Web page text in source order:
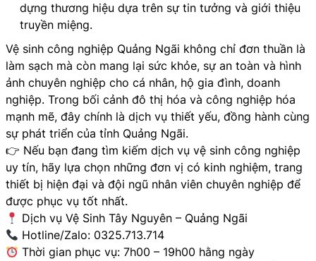
dựng thương hiệu dựa trên sự tin tưởng và giới thiệu
truyền miệng.
Vệ sinh công nghiệp Quảng Ngãi không chỉ đơn thuần là
làm sạch mà còn mang lại sức khỏe, sự an toàn và hình
ảnh chuyên nghiệp cho cá nhân, hộ gia đình, doanh
nghiệp. Trong bối cảnh đô thị hóa và công nghiệp hóa
mạnh mẽ, đây chính là dịch vụ thiết yếu, đồng hành cùng
sự phát triển của tỉnh Quảng Ngãi.
👉 Nếu bạn đang tìm kiếm dịch vụ vệ sinh công nghiệp
uy tín, hãy lựa chọn những đơn vị có kinh nghiệm, trang
thiết bị hiện đại và đội ngũ nhân viên chuyên nghiệp để
được phục vụ tốt nhất.
Dịch vụ Vệ Sinh Tây Nguyên – Quảng Ngãi
Hotline/Zalo: 0325.713.714
Thời gian phục vụ: 7h00 – 19h00 hằng ngày